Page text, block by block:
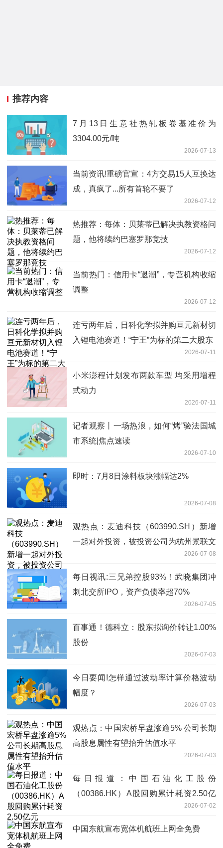
推荐内容
7月13日生意社热轧板卷基准价为
3304.00元/吨
2026-07-13
当前资讯!重磅官宣：4方交易15人互换达
成，真疯了...所有首轮不要了
2026-07-12
热推荐：每体：贝莱蒂已解决执教资格问
题，他将续约巴塞罗那竞技
2026-07-12
当前热门：信用卡“退潮”，专营机构收缩
调整
2026-07-12
连亏两年后，日科化学拟并购亘元新材切
入锂电池赛道！“宁王”为标的第二大股东
2026-07-11
小米澎程计划发布两款车型 均采用增程
式动力
2026-07-11
记者观察丨一场热浪，如何“烤”验法国城
市系统|焦点速读
2026-07-10
即时：7月8日涂料板块涨幅达2%
2026-07-08
观热点：麦迪科技（603990.SH）新增
一起对外投资，被投资公司为杭州景联文
2026-07-08
每日视讯:三兄弟控股93%！武晓集团冲
刺北交所IPO，资产负债率超70%
2026-07-05
百事通！德科立：股东拟询价转让1.00%
股份
2026-07-03
今日要闻!怎样通过波动率计算价格波动
幅度？
2026-07-03
观热点：中国宏桥早盘涨逾5% 公司长期
高股息属性有望抬升估值水平
2026-07-03
每日报道：中国石油化工股份
（00386.HK）A股回购累计耗资2.50亿
2026-07-02
中国东航宣布宽体机航班上网全免费